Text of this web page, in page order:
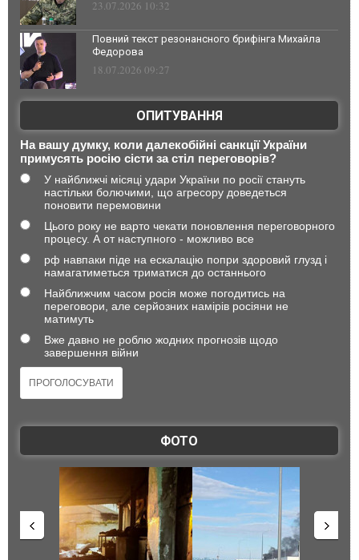
23.07.2026 10:32
Повний текст резонансного брифінга Михайла
Федорова
18.07.2026 09:27
ОПИТУВАННЯ
На вашу думку, коли далекобійні санкції України
примусять росію сісти за стіл переговорів?
У найближчі місяці удари України по росії стануть
настільки болючими, що агресору доведеться
поновити перемовини
Цього року не варто чекати поновлення переговорного
процесу. А от наступного - можливо все
рф навпаки піде на ескалацію попри здоровий глузд і
намагатиметься триматися до останнього
Найближчим часом росія може погодитись на
переговори, але серйозних намірів росіяни не
матимуть
Вже давно не роблю жодних прогнозів щодо
завершення війни
ФОТО